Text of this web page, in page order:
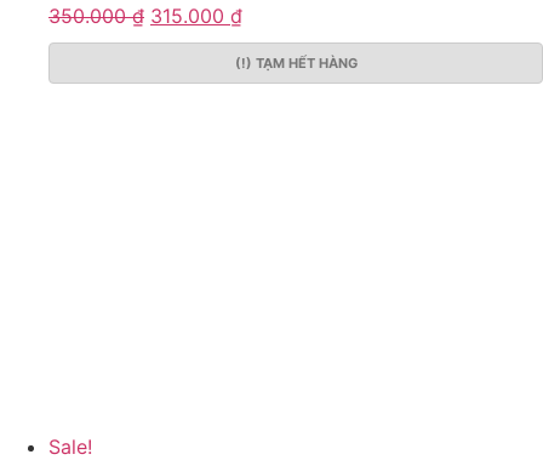
350.000₫ 315.000 ₫
(!) TẠM HẾT HÀNG
Sale!